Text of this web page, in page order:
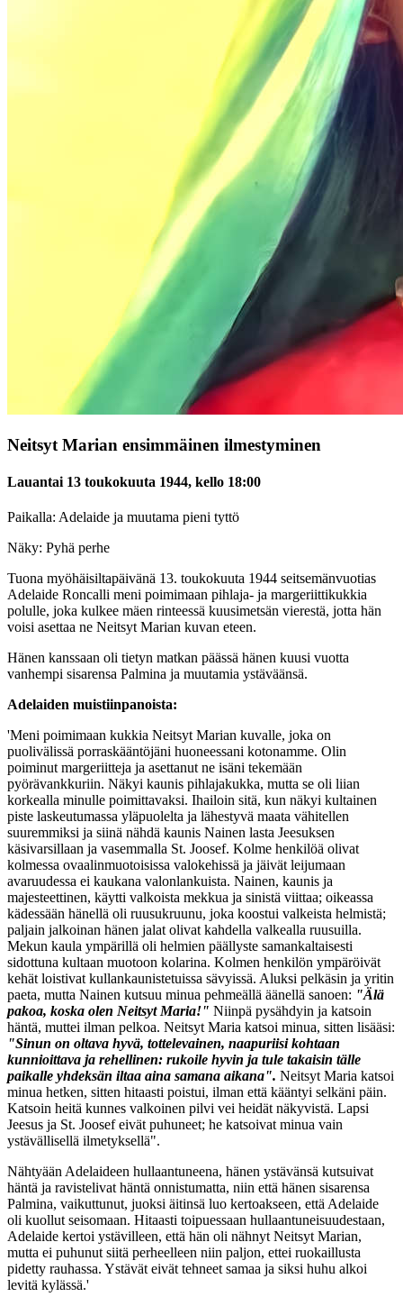
Neitsyt Marian ensimmäinen ilmestyminen
Lauantai 13 toukokuuta 1944, kello 18:00
Paikalla: Adelaide ja muutama pieni tyttö
Näky: Pyhä perhe
Tuona myöhäisiltapäivänä 13. toukokuuta 1944 seitsemänvuotias
Adelaide Roncalli meni poimimaan pihlaja- ja margeriittikukkia
polulle, joka kulkee mäen rinteessä kuusimetsän vierestä, jotta hän
voisi asettaa ne Neitsyt Marian kuvan eteen.
Hänen kanssaan oli tietyn matkan päässä hänen kuusi vuotta
vanhempi sisarensa Palmina ja muutamia ystäväänsä.
Adelaiden muistiinpanoista:
'Meni poimimaan kukkia Neitsyt Marian kuvalle, joka on
puolivälissä porraskääntöjäni huoneessani kotonamme. Olin
poiminut margeriitteja ja asettanut ne isäni tekemään
pyörävankkuriin. Näkyi kaunis pihlajakukka, mutta se oli liian
korkealla minulle poimittavaksi. Ihailoin sitä, kun näkyi kultainen
piste laskeutumassa yläpuolelta ja lähestyvä maata vähitellen
suuremmiksi ja siinä nähdä kaunis Nainen lasta Jeesuksen
käsivarsillaan ja vasemmalla St. Joosef. Kolme henkilöä olivat
kolmessa ovaalinmuotoisissa valokehissä ja jäivät leijumaan
avaruudessa ei kaukana valonlankuista. Nainen, kaunis ja
majesteettinen, käytti valkoista mekkua ja sinistä viittaa; oikeassa
kädessään hänellä oli ruusukruunu, joka koostui valkeista helmistä;
paljain jalkoinan hänen jalat olivat kahdella valkealla ruusuilla.
Mekun kaula ympärillä oli helmien päällyste samankaltaisesti
sidottuna kultaan muotoon kolarina. Kolmen henkilön ympäröivät
kehät loistivat kullankaunistetuissa sävyissä. Aluksi pelkäsin ja yritin
paeta, mutta Nainen kutsuu minua pehmeällä äänellä sanoen: "Älä
pakoa, koska olen Neitsyt Maria!" Niinpä pysähdyin ja katsoin
häntä, muttei ilman pelkoa. Neitsyt Maria katsoi minua, sitten lisääsi:
"Sinun on oltava hyvä, tottelevainen, naapuriisi kohtaan
kunnioittava ja rehellinen: rukoile hyvin ja tule takaisin tälle
paikalle yhdeksän iltaa aina samana aikana". Neitsyt Maria katsoi
minua hetken, sitten hitaasti poistui, ilman että kääntyi selkäni päin.
Katsoin heitä kunnes valkoinen pilvi vei heidät näkyvistä. Lapsi
Jeesus ja St. Joosef eivät puhuneet; he katsoivat minua vain
ystävällisellä ilmetyksellä".
Nähtyään Adelaideen hullaantuneena, hänen ystävänsä kutsuivat
häntä ja ravistelivat häntä onnistumatta, niin että hänen sisarensa
Palmina, vaikuttunut, juoksi äitinsä luo kertoakseen, että Adelaide
oli kuollut seisomaan. Hitaasti toipuessaan hullaantuneisuudestaan,
Adelaide kertoi ystävilleen, että hän oli nähnyt Neitsyt Marian,
mutta ei puhunut siitä perheelleen niin paljon, ettei ruokaillusta
pidetty rauhassa. Ystävät eivät tehneet samaa ja siksi huhu alkoi
levitä kylässä.'